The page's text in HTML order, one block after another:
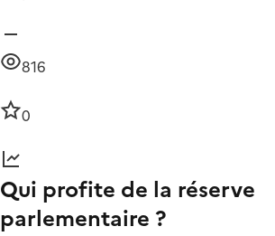
816
0
Qui profite de la réserve
parlementaire ?